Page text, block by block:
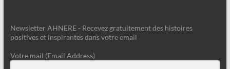
Newsletter AHNERE - Recevez gratuitement des histoires
positives et inspirantes dans votre email
Votre mail (Email Address)